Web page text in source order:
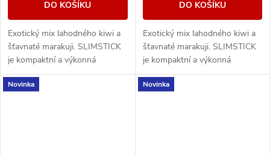
DO KOŠÍKU
Exotický mix lahodného kiwi a
šťavnaté marakuji. SLIMSTICK
je kompaktní a výkonná
elektronická cigareta s
předplněnou cartridgí o objemu
DO KOŠÍKU
Exotický mix lahodného kiwi a
šťavnaté marakuji. SLIMSTICK
je kompaktní a výkonná
elektronická cigareta s
předplněnou cartridgí o objemu
Novinka Novinka